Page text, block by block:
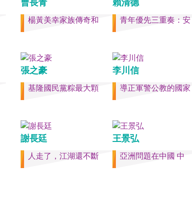
學政委鍾紹軍等。 黨政系統
分，前廣西政府主席藍天立
內蒙古政府主席王莉霞、前
證監會主席易會滿、前內蒙
易煉紅、前應急管理部部長
喜、前重慶市長胡衡華等。
聯部部長劉建超、前工信部
金壯龍、前中央軍民融合辦
副主任雷凡培，都是被不正
「另有任用」，應該是與德
聲與紐約時報披露張家口對
人士動態控制平台被登錄有
這些大清洗是反映習近平的
還是不安？ （作者林保華
曹長青
楊黃美幸家族傳奇和
賴清德
青年優先三重奏：安
張之豪
基隆國民黨粽最大顆
李川信
導正軍警公教的國家
謝長廷
人走了，江湖還不斷
王景弘
亞洲問題在中國 中